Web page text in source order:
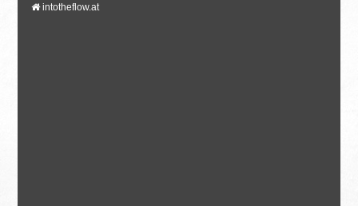
intotheflow.at